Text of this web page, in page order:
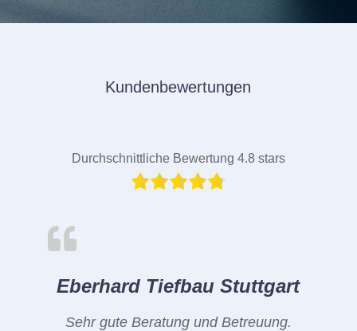
Kundenbewertungen
Durchschnittliche Bewertung 4.8 stars
Eberhard Tiefbau Stuttgart
Sehr gute Beratung und Betreuung.